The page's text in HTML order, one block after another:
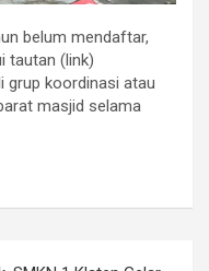
belum mendaftar,
tautan (link)
grup koordinasi atau
masjid selama